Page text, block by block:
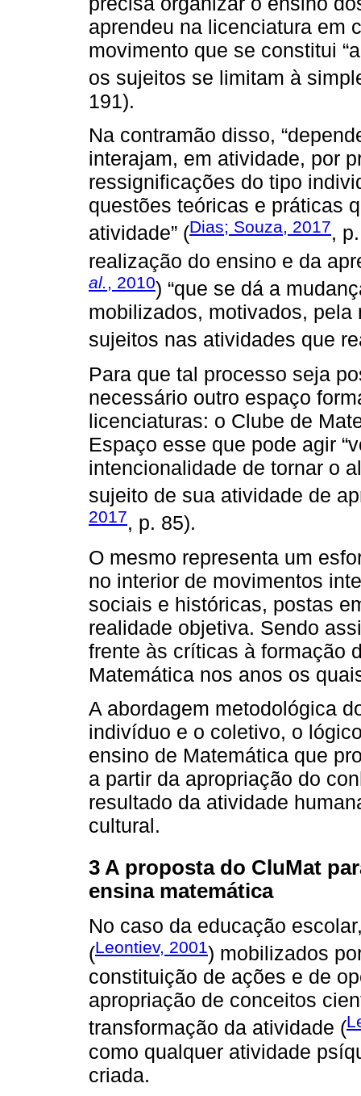
aprendeu na licenciatura em
movimento que se constitui
os sujeitos se limitam à
191).
Na contramão disso,
interajam, em atividade, por
ressignificações do tipo
questões teóricas e práticas
atividade” (Dias; Souza, 2017,
realização do ensino e da
al., 2010) “que se dá a
mobilizados, motivados,
sujeitos nas atividades que
Para que tal processo seja
necessário outro espaço
licenciaturas: o Clube de
Espaço esse que pode agir
intencionalidade de tornar o
sujeito de sua atividade de
2017, p. 85).
O mesmo representa um
no interior de movimentos
sociais e históricas, postas
realidade objetiva. Sendo
frente às críticas à formação
Matemática nos anos os
A abordagem metodológica
indivíduo e o coletivo, o
ensino de Matemática que
a partir da apropriação do
resultado da atividade
cultural.
3 A proposta do CluMat
ensina matemática
No caso da educação
(Leontiev, 2001) mobilizados
constituição de ações e de
apropriação de conceitos
transformação da atividade (
como qualquer atividade
criada.